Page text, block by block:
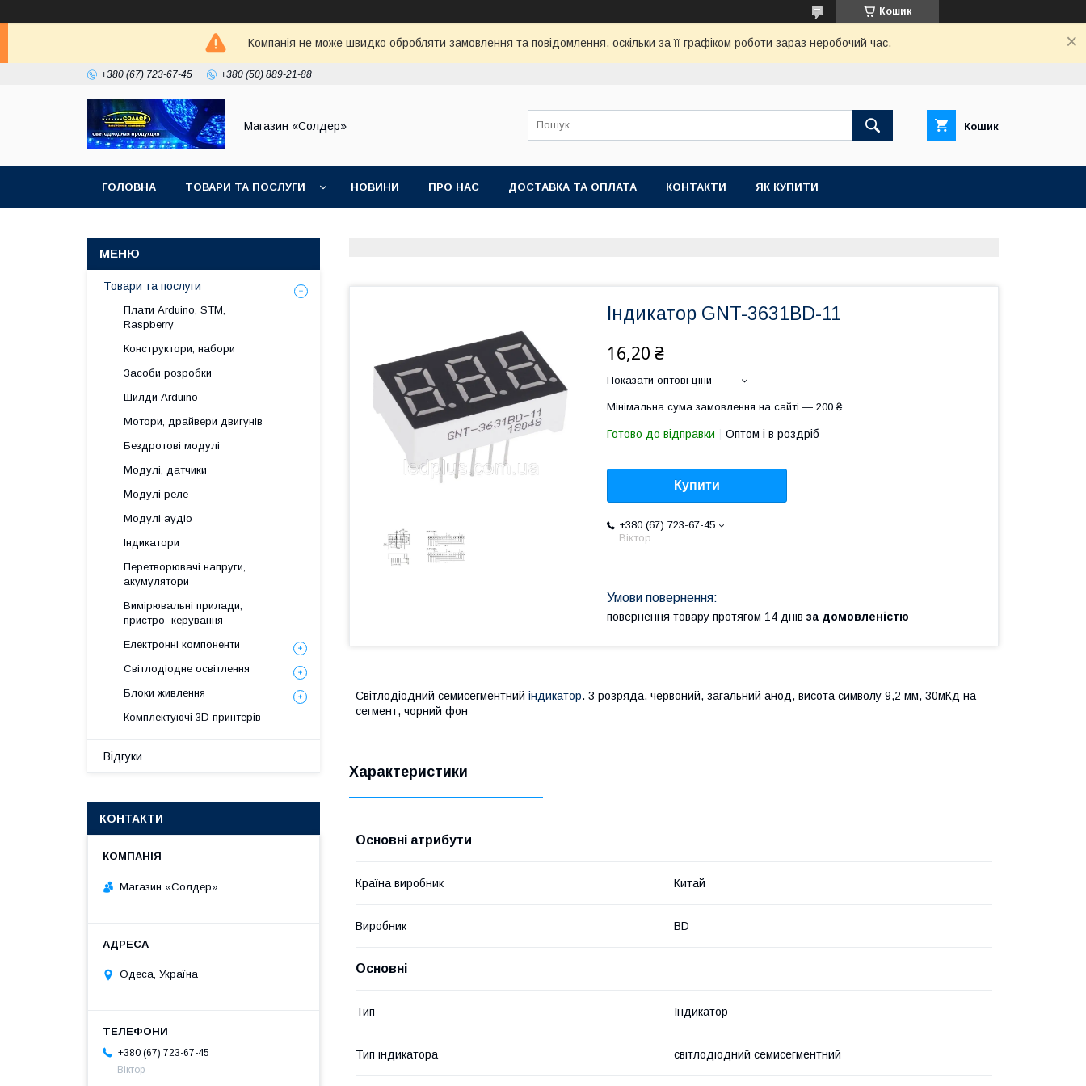
Кошик
Компанія не може швидко обробляти замовлення та повідомлення, оскільки за її графіком роботи зараз неробочий час.
+380 (67) 723-67-45 +380 (50) 889-21-88
Магазин «Солдер» Кошик
ГОЛОВНА ТОВАРИ ТА ПОСЛУГИ НОВИНИ ПРО НАС ДОСТАВКА ТА ОПЛАТА КОНТАКТИ ЯК КУПИТИ
Індикатор GNT-3631BD-11
16,20 ₴
Показати оптові ціни
Мінімальна сума замовлення на сайті — 200 ₴
Готово до відправки Оптом і в роздріб
Купити
+380 (67) 723-67-45
Віктор
повернення товару протягом 14 днів за домовленістю
Світлодіодний семисегментний індикатор. 3 розрядa, червоний, загальний анод, висота символу 9,2 мм, 30мКд на
сегмент, чорний фон
Характеристики
Основні атрибути
Країна виробник Китай
Виробник BD
Основні
Тип Індикатор
Тип індикатора світлодіодний семисегментний
Товари та послуги
Плати Arduino, STM,
Raspberry
Конструктори, набори
Засоби розробки
Шилди Arduino
Мотори, драйвери двигунів
Бездротові модулі
Модулі, датчики
Модулі реле
Модулі аудіо
Індикатори
Перетворювачі напруги,
акумулятори
Вимірювальні прилади,
пристрої керування
Електронні компоненти
Світлодіодне освітлення
Блоки живлення
Комплектуючі 3D принтерів
Відгуки
КОНТАКТИ
Магазин «Солдер»
Одеса, Україна
+380 (67) 723-67-45
Віктор